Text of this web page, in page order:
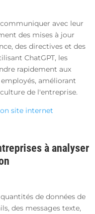
avec leur
des mises à jour
des directives et des
ChatGPT, les
rapidement aux
améliorant
de l'entreprise.
site internet
à analyser
de données de
des messages texte,